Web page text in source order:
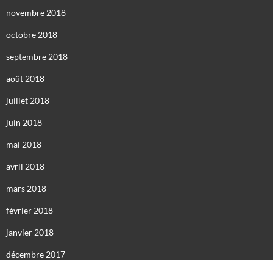
novembre 2018
octobre 2018
septembre 2018
août 2018
juillet 2018
juin 2018
mai 2018
avril 2018
mars 2018
février 2018
janvier 2018
décembre 2017